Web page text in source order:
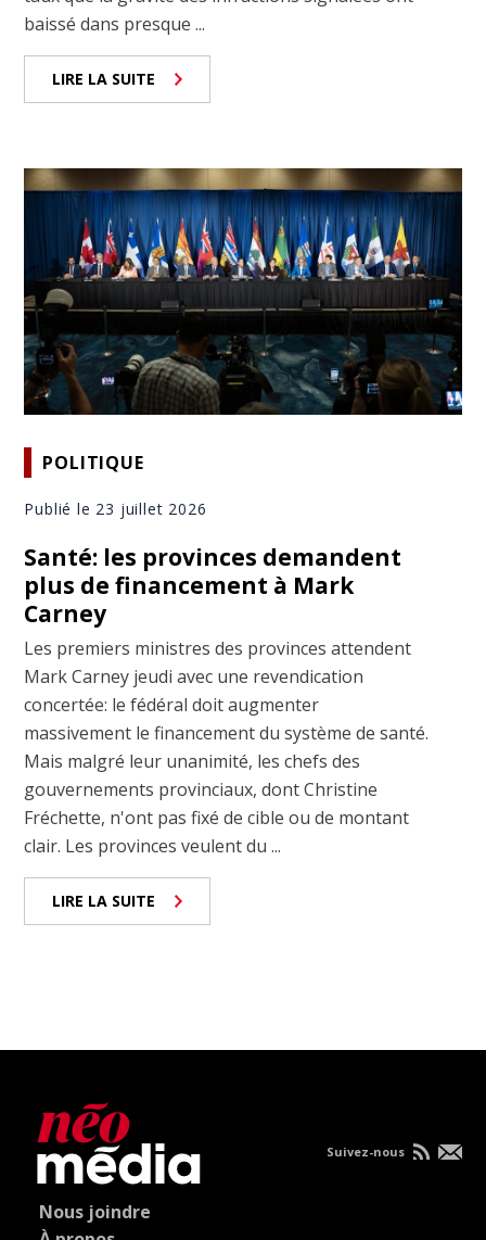
baissé dans presque ...
LIRE LA SUITE
POLITIQUE
Publié le 23 juillet 2026
Santé: les provinces demandent
plus de financement à Mark
Carney
Les premiers ministres des provinces attendent
Mark Carney jeudi avec une revendication
concertée: le fédéral doit augmenter
massivement le financement du système de santé.
Mais malgré leur unanimité, les chefs des
gouvernements provinciaux, dont Christine
Fréchette, n'ont pas fixé de cible ou de montant
clair. Les provinces veulent du ...
LIRE LA SUITE
Nous joindre
Suivez-nous